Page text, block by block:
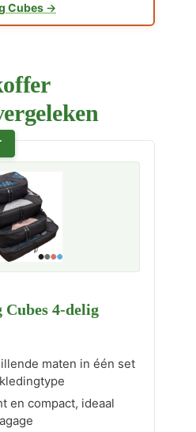
Cubes
Cubes 4-delig
maten in één set
en compact, ideaal